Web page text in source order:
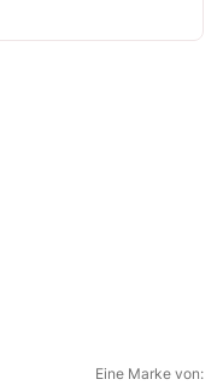
Eine Marke von: